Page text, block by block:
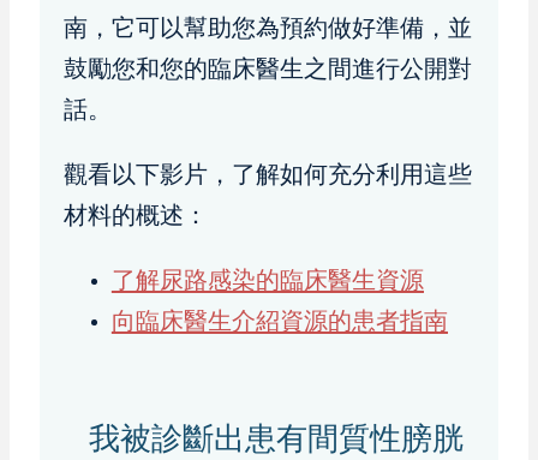
南，它可以幫助您為預約做好準備，並
鼓勵您和您的臨床醫生之間進行公開對
話。
觀看以下影片，了解如何充分利用這些
材料的概述：
了解尿路感染的臨床醫生資源
向臨床醫生介紹資源的患者指南
我被診斷出患有間質性膀胱